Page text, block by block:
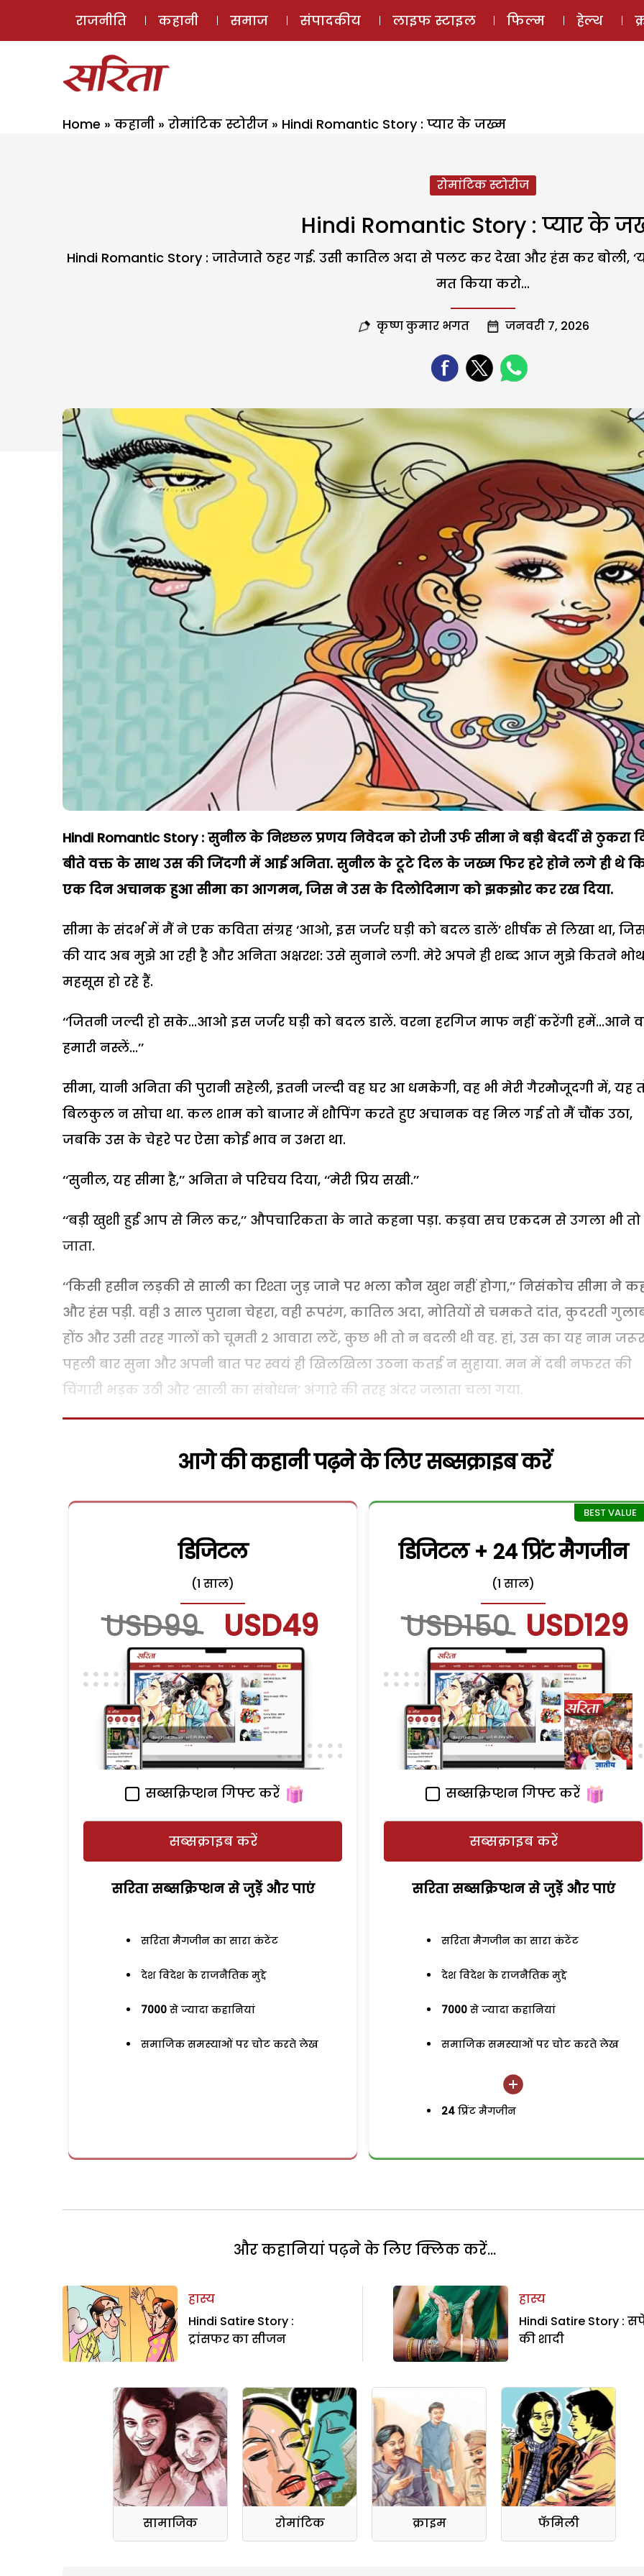
ई-मैगज़ीन
राजनीति कहानी समाज संपादकीय लाइफ स्टाइल फिल्म हेल्थ
Home » कहानी » रोमांटिक स्टोरीज » Hindi Romantic Story : प्‍यार के जख्‍म
रोमांटिक स्टोरीज
Hindi Romantic Story : प्‍यार के
Hindi Romantic Story : जातेजाते ठहर गई. उसी कातिल अदा से पलट कर देखा और हंस कर बोली,
मत किया करो...
कृष्ण कुमार भगत जनवरी 7, 2026
Hindi Romantic Story : सुनील के निश्छल प्रणय निवेदन को रोजी उर्फ सीमा ने बड़ी बेदर्दी से ठुकरा
बीते वक्त के साथ उस की जिंदगी में आई अनिता. सुनील के टूटे दिल के जख्म फिर हरे होने लगे ही थे
एक दिन अचानक हुआ सीमा का आगमन, जिस ने उस के दिलोदिमाग को झकझोर कर रख दिया.
सीमा के संदर्भ में मैं ने एक कविता संग्रह ‘आओ, इस जर्जर घड़ी को बदल डालें’ शीर्षक से लिखा था,
की याद अब मुझे आ रही है और अनिता अक्षरश: उसे सुनाने लगी. मेरे अपने ही शब्द आज मुझे कितने
महसूस हो रहे हैं.
‘‘जितनी जल्दी हो सके...आओ इस जर्जर घड़ी को बदल डालें. वरना हरगिज माफ नहीं करेंगी हमें...आने
हमारी नस्लें...’’
सीमा, यानी अनिता की पुरानी सहेली, इतनी जल्दी वह घर आ धमकेगी, वह भी मेरी गैरमौजूदगी में, यह
बिलकुल न सोचा था. कल शाम को बाजार में शौपिंग करते हुए अचानक वह मिल गई तो मैं चौंक उठा,
जबकि उस के चेहरे पर ऐसा कोई भाव न उभरा था.
‘‘सुनील, यह सीमा है,’’ अनिता ने परिचय दिया, ‘‘मेरी प्रिय सखी.’’
‘‘बड़ी खुशी हुई आप से मिल कर,’’ औपचारिकता के नाते कहना पड़ा. कड़वा सच एकदम से उगला भी तो
जाता.
‘‘किसी हसीन लड़की से साली का रिश्ता जुड़ जाने पर भला कौन खुश नहीं होगा,’’ निसंकोच सीमा ने
और हंस पड़ी. वही 3 साल पुराना चेहरा, वही रूपरंग, कातिल अदा, मोतियों से चमकते दांत, कुदरती
होंठ और उसी तरह गालों को चूमती 2 आवारा लटें, कुछ भी तो न बदली थी वह. हां, उस का यह नाम जरूर
पहली बार सुना और अपनी बात पर स्वयं ही खिलखिला उठना कतई न सुहाया. मन में दबी नफरत की
चिंगारी भड़क उठी और ‘साली का संबोधन’ अंगारे की तरह अंदर जलाता चला गया.
आगे की कहानी पढ़ने के लिए सब्सक्राइब करें
डिजिटल
(1 साल)
USD99 USD49
सब्सक्रिप्शन गिफ्ट करें
सब्सक्राइब करें
सरिता सब्सक्रिप्शन से जुड़ेें और पाएं
सरिता मैगजीन का सारा कंटेंट
देश विदेश के राजनैतिक मुद्दे
7000 से ज्यादा कहानियां
समाजिक समस्याओं पर चोट करते लेख
डिजिटल + 24 प्रिंट मैगजीन
(1 साल)
USD150 USD129
सब्सक्रिप्शन गिफ्ट करें
सब्सक्राइब करें
सरिता सब्सक्रिप्शन से जुड़ेें और पाएं
सरिता मैगजीन का सारा कंटेंट
देश विदेश के राजनैतिक मुद्दे
7000 से ज्यादा कहानियां
समाजिक समस्याओं पर चोट करते लेख
24 प्रिंट मैगजीन
और कहानियां पढ़ने के लिए क्लिक करें...
हास्य
Hindi Satire Story :
ट्रांसफर का सीजन
हास्य
Hindi Satire Story :
की शादी
सामाजिक रोमांटिक क्राइम फॅमिली